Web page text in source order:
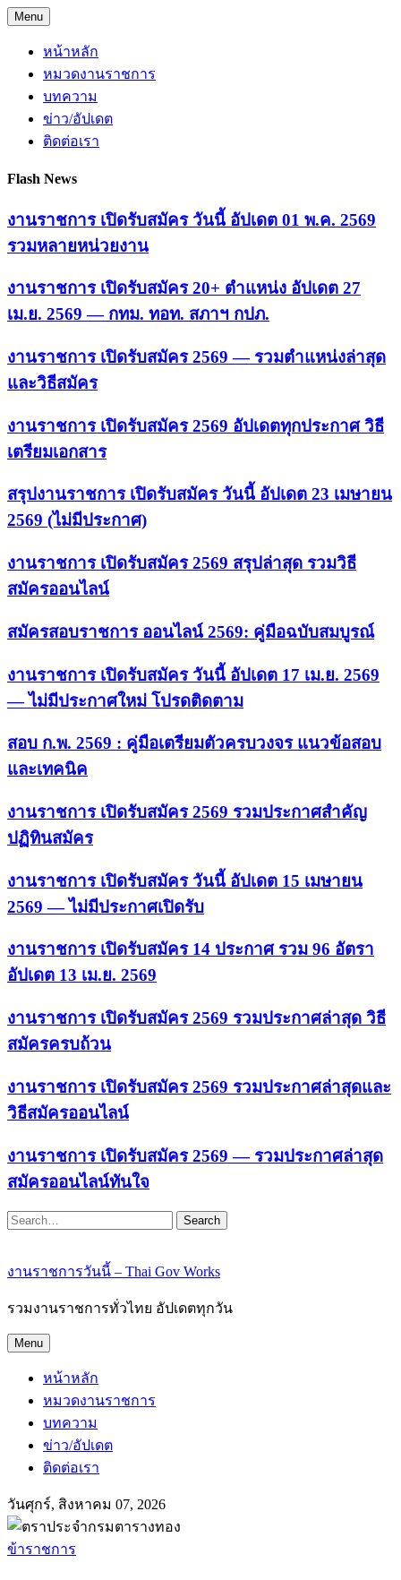
Skip
to
content
Menu
หน้าหลัก
หมวดงานราชการ
บทความ
ข่าว/อัปเดต
ติดต่อเรา
Flash News
งานราชการ เปิดรับสมัคร วันนี้ อัปเดต 01 พ.ค. 2569
รวมหลายหน่วยงาน
งานราชการ เปิดรับสมัคร 20+ ตำแหน่ง อัปเดต 27
เม.ย. 2569 — กทม. ทอท. สภาฯ กปภ.
งานราชการ เปิดรับสมัคร 2569 — รวมตำแหน่งล่าสุด
และวิธีสมัคร
งานราชการ เปิดรับสมัคร 2569 อัปเดตทุกประกาศ วิธี
เตรียมเอกสาร
สรุปงานราชการ เปิดรับสมัคร วันนี้ อัปเดต 23 เมษายน
2569 (ไม่มีประกาศ)
งานราชการ เปิดรับสมัคร 2569 สรุปล่าสุด รวมวิธี
สมัครออนไลน์
สมัครสอบราชการ ออนไลน์ 2569: คู่มือฉบับสมบูรณ์
งานราชการ เปิดรับสมัคร วันนี้ อัปเดต 17 เม.ย. 2569
— ไม่มีประกาศใหม่ โปรดติดตาม
สอบ ก.พ. 2569 : คู่มือเตรียมตัวครบวงจร แนวข้อสอบ
และเทคนิค
งานราชการ เปิดรับสมัคร 2569 รวมประกาศสำคัญ
ปฏิทินสมัคร
งานราชการ เปิดรับสมัคร วันนี้ อัปเดต 15 เมษายน
2569 — ไม่มีประกาศเปิดรับ
งานราชการ เปิดรับสมัคร 14 ประกาศ รวม 96 อัตรา
อัปเดต 13 เม.ย. 2569
งานราชการ เปิดรับสมัคร 2569 รวมประกาศล่าสุด วิธี
สมัครครบถ้วน
งานราชการ เปิดรับสมัคร 2569 รวมประกาศล่าสุดและ
วิธีสมัครออนไลน์
งานราชการ เปิดรับสมัคร 2569 — รวมประกาศล่าสุด
สมัครออนไลน์ทันใจ
Search
งานราชการวันนี้ – Thai Gov Works
รวมงานราชการทั่วไทย อัปเดตทุกวัน
Menu
หน้าหลัก
หมวดงานราชการ
บทความ
ข่าว/อัปเดต
ติดต่อเรา
วันศุกร์, สิงหาคม 07, 2026
ข้าราชการ